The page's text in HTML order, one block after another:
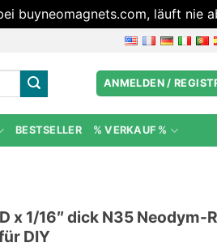
buyneomagnets.com, läuft nie
ANMELDEN /
BESTSELLER % VERKAUF %
x 1/16″ dick N35
DIY